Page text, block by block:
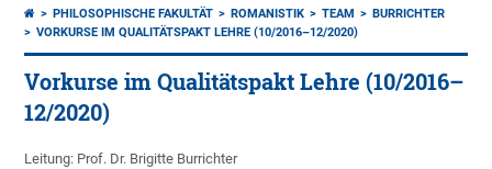
PHILOSOPHISCHE FAKULTÄT ROMANISTIK TEAM
BURRICHTER
VORKURSE IM QUALITÄTSPAKT LEHRE (10/2016–12/2020)
Vorkurse im Qualitätspakt Lehre (10/2016–
12/2020)
Leitung: Prof. Dr. Brigitte Burrichter